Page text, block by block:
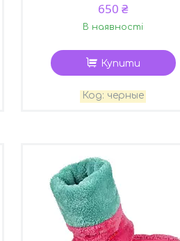
650 ₴
В наявності
Купити
черные